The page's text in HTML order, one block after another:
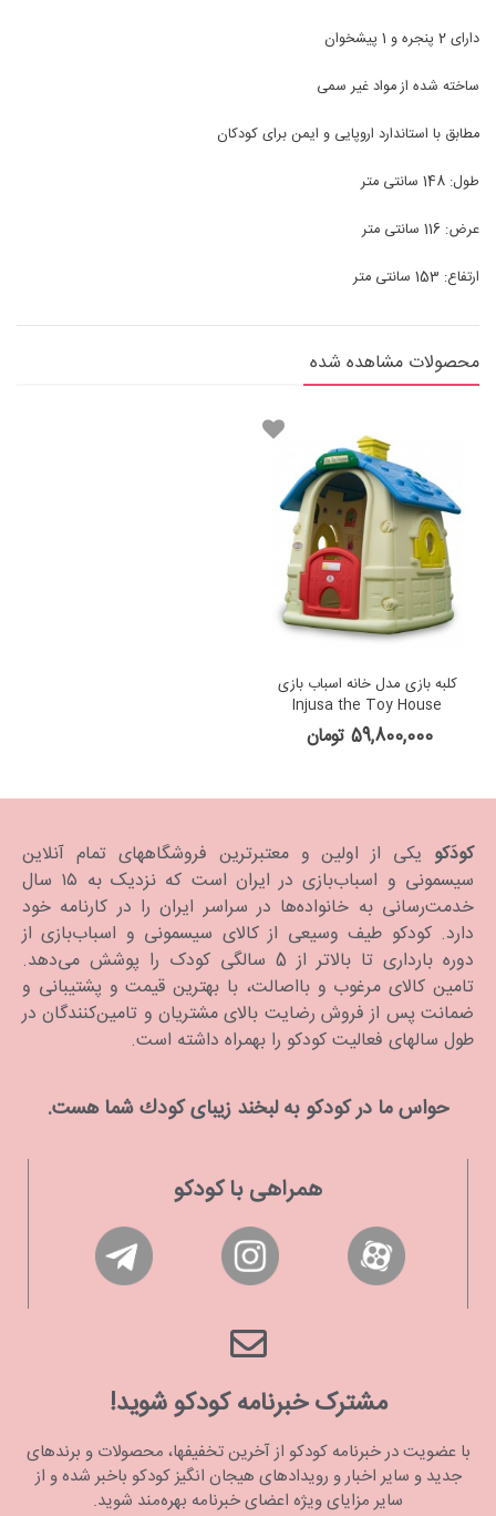
دارای 2 پنجره و 1 پیشخوان
ساخته شده از مواد غیر سمی
مطابق با استاندارد اروپایی و ایمن برای کودکان
طول: 148 سانتی متر
عرض: 116 سانتی متر
ارتفاع: 153 سانتی متر
محصولات مشاهده شده
کلبه بازی مدل خانه اسباب بازی
Injusa the Toy House
59,800,000 تومان
کودَکو یکی از اولین و معتبرترین فروشگاههای تمام آنلاین
سیسمونی و اسباب‌بازی در ایران است که نزدیک به ۱۵ سال
خدمت‌رسانی به خانواده‌ها در سراسر ایران را در کارنامه خود
دارد. كودكو طیف وسیعی از کالای سیسمونی و اسباب‌بازی از
دوره بارداری تا بالاتر از 5 سالگی کودک را پوشش می‌دهد.
تامین کالای مرغوب و بااصالت، با بهترین قیمت و پشتیبانی و
ضمانت پس از فروش رضایت بالای مشتریان و تامین‌کنندگان در
طول سالهای فعالیت کودکو را بهمراه داشته است.
حواس ما در كودكو به لبخند زیبای كودك شما هست.
همراهی با کودکو
مشترک خبرنامه کودکو شوید!
با عضویت در خبرنامه کودکو از آخرین تخفیفها، محصولات و برندهای
جدید و سایر اخبار و رویدادهای هیجان انگیز کودکو باخبر شده و از
سایر مزایای ویژه اعضای خبرنامه بهره‌مند شوید.